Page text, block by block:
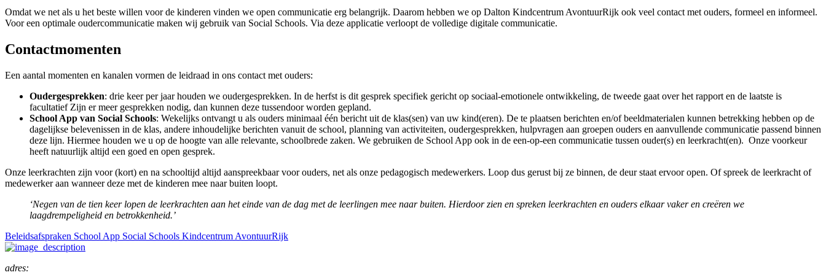
Omdat we net als u het beste willen voor de kinderen vinden we open communicatie erg belangrijk. Daarom hebben we op Dalton Kindcentrum AvontuurRijk ook veel contact met ouders, formeel en informeel.
Voor een optimale oudercommunicatie maken wij gebruik van Social Schools. Via deze applicatie verloopt de volledige digitale communicatie.
Contactmomenten
Een aantal momenten en kanalen vormen de leidraad in ons contact met ouders:
Oudergesprekken: drie keer per jaar houden we oudergesprekken. In de herfst is dit gesprek specifiek gericht op sociaal-emotionele ontwikkeling, de tweede gaat over het rapport en de laatste is
facultatief Zijn er meer gesprekken nodig, dan kunnen deze tussendoor worden gepland.
School App van Social Schools: Wekelijks ontvangt u als ouders minimaal één bericht uit de klas(sen) van uw kind(eren). De te plaatsen berichten en/of beeldmaterialen kunnen betrekking hebben op de
dagelijkse belevenissen in de klas, andere inhoudelijke berichten vanuit de school, planning van activiteiten, oudergesprekken, hulpvragen aan groepen ouders en aanvullende communicatie passend binnen
deze lijn. Hiermee houden we u op de hoogte van alle relevante, schoolbrede zaken. We gebruiken de School App ook in de een-op-een communicatie tussen ouder(s) en leerkracht(en). Onze voorkeur
heeft natuurlijk altijd een goed en open gesprek.
Onze leerkrachten zijn voor (kort) en na schooltijd altijd aanspreekbaar voor ouders, net als onze pedagogisch medewerkers. Loop dus gerust bij ze binnen, de deur staat ervoor open. Of spreek de leerkracht of
medewerker aan wanneer deze met de kinderen mee naar buiten loopt.
‘Negen van de tien keer lopen de leerkrachten aan het einde van de dag met de leerlingen mee naar buiten. Hierdoor zien en spreken leerkrachten en ouders elkaar vaker en creëren we
laagdrempeligheid en betrokkenheid.’
Beleidsafspraken School App Social Schools Kindcentrum AvontuurRijk
adres: